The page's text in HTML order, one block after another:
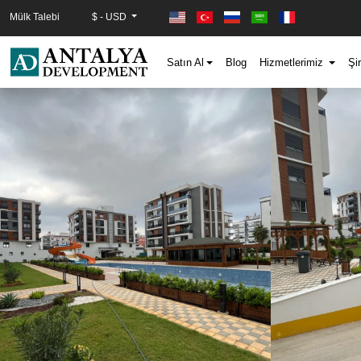
Mülk Talebi $ - USD
Satın Al Blog Hizmetlerimiz